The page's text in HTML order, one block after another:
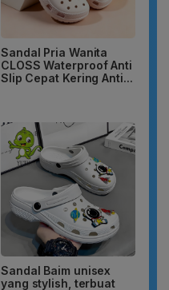
Sandal Pria Wanita
CLOSS Waterproof Anti
Slip Cepat Kering Anti...
Sandal Baim unisex
yang stylish, terbuat